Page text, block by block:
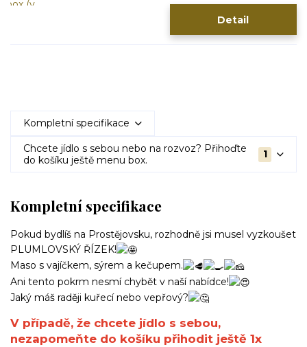
Detail
Kompletní specifikace
Chcete jídlo s sebou nebo na rozvoz? Přihoďte
do košíku ještě menu box.
1
Kompletní specifikace
Pokud bydlíš na Prostějovsku, rozhodně jsi musel vyzkoušet
PLUMLOVSKÝ ŘÍZEK!
Maso s vajíčkem, sýrem a kečupem.
Ani tento pokrm nesmí chybět v naší nabídce!
Jaký máš raději kuřecí nebo vepřový?
V případě, že chcete jídlo s sebou,
nezapomeňte do košíku přihodit ještě 1x